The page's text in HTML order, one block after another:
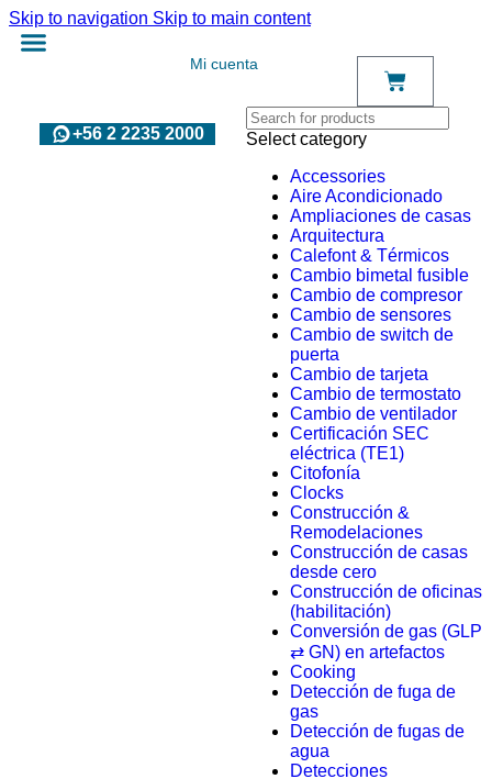
Skip to navigation Skip to main content
Mi cuenta
+56 2 2235 2000
Select category
Accessories
Aire Acondicionado
Ampliaciones de casas
Arquitectura
Calefont & Térmicos
Cambio bimetal fusible
Cambio de compresor
Cambio de sensores
Cambio de switch de
puerta
Cambio de tarjeta
Cambio de termostato
Cambio de ventilador
Certificación SEC
eléctrica (TE1)
Citofonía
Clocks
Construcción &
Remodelaciones
Construcción de casas
desde cero
Construcción de oficinas
(habilitación)
Conversión de gas (GLP
⇄ GN) en artefactos
Cooking
Detección de fuga de
gas
Detección de fugas de
agua
Detecciones